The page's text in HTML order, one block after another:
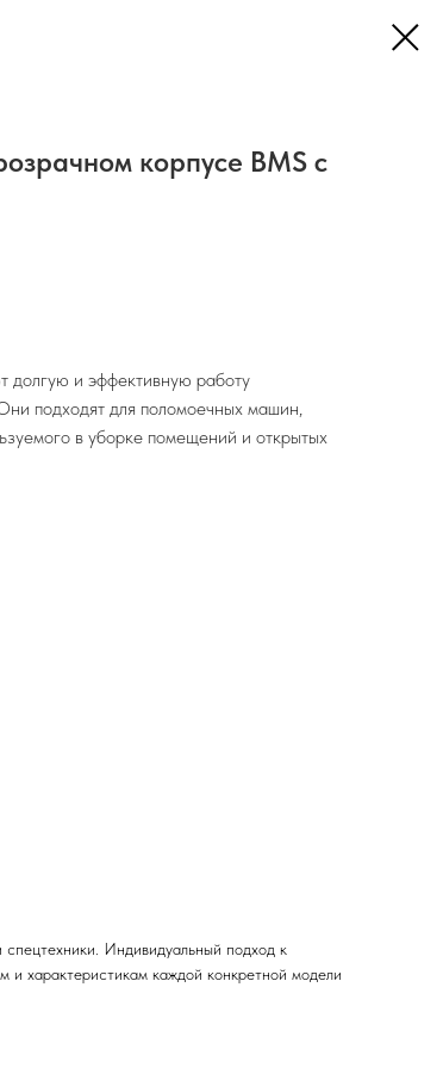
корпусе BMS c
долгую и эффективную работу
подходят для поломоечных машин,
в уборке помещений и открытых
Индивидуальный подход к
и характеристикам каждой конкретной модели